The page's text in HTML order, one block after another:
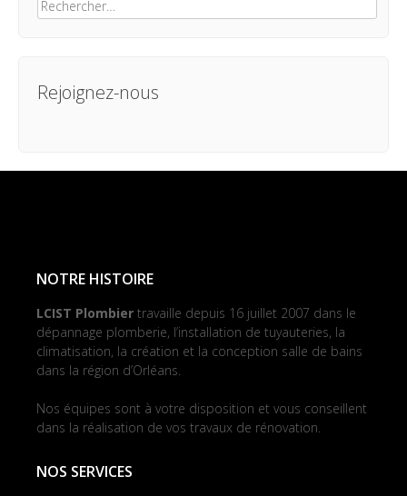
Rejoignez-nous
NOTRE HISTOIRE
LCIST Plombier travaille depuis 16 juillet 2007 dans le
dépannage plomberie, l’installation de tuyauteries, la
climatisation, la création et la conception salle de bains
dans la région d’Orléans.
Nos équipes sont à votre disposition et vous conseillent
dans la réalisation de vos travaux de rénovation.
NOS SERVICES